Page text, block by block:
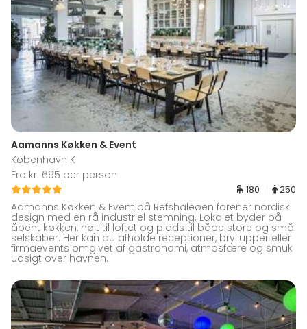
Aamanns Køkken & Event
København K
Fra kr. 695 per person
180 250
Aamanns Køkken & Event på Refshaleøen forener nordisk
design med en rå industriel stemning. Lokalet byder på
åbent køkken, højt til loftet og plads til både store og små
selskaber. Her kan du afholde receptioner, bryllupper eller
firmaevents omgivet af gastronomi, atmosfære og smuk
udsigt over havnen.